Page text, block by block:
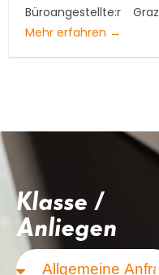
Büroangestellte:r
Graz
Mehr erfahren
Klasse /
Anliegen